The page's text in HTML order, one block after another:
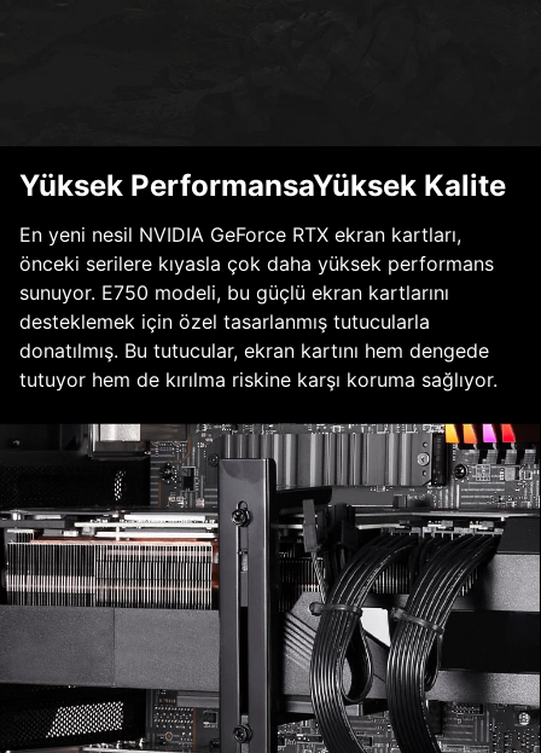
Yüksek PerformansaYüksek Kalite
En yeni nesil NVIDIA GeForce RTX ekran kartları,
önceki serilere kıyasla çok daha yüksek performans
sunuyor. E750 modeli, bu güçlü ekran kartlarını
desteklemek için özel tasarlanmış tutucularla
donatılmış. Bu tutucular, ekran kartını hem dengede
tutuyor hem de kırılma riskine karşı koruma sağlıyor.